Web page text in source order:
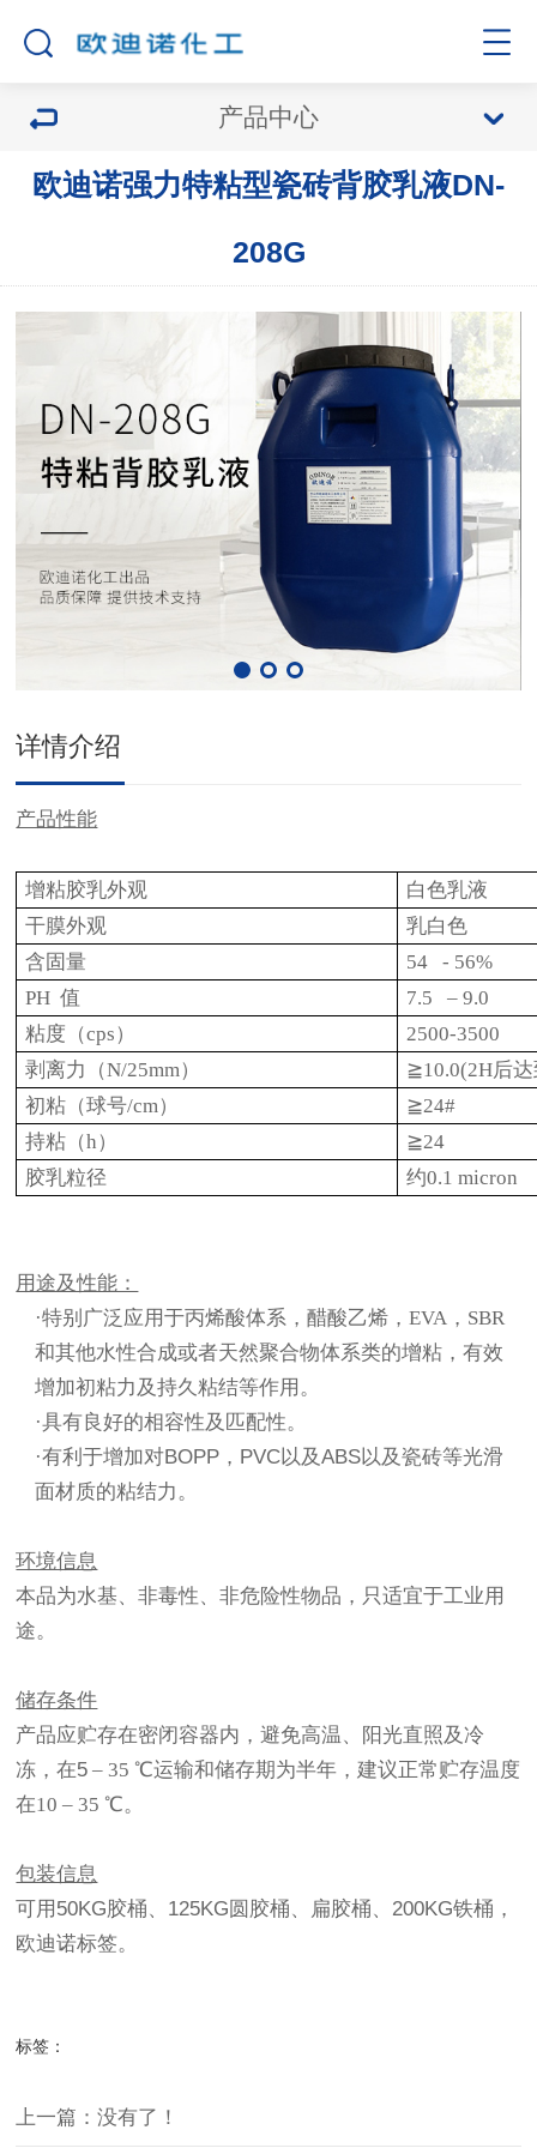
产品中心
欧迪诺强力特粘型瓷砖背胶乳液DN-
208G
详情介绍
产品性能
增粘胶乳外观
白色乳液
干膜外观
乳白色
含固量
54 - 56%
PH值
7.5 – 9.0
粘度（cps）
2500-3500
剥离力（N/25mm）
≧10.0(2H后
初粘（球号/cm）
≧24#
持粘（h）
≧24
胶乳粒径
约0.1 micron
用途及性能：
·特别广泛应用于丙烯酸体系，醋酸乙烯，EVA，SBR
和其他水性合成或者天然聚合物体系类的增粘，有效
增加初粘力及持久粘结等作用。
·具有良好的相容性及匹配性。
·有利于增加对BOPP ， PVC以及ABS以及瓷砖等光滑
面材质的粘结力。
环境信息
本品为水基、非毒性、非危险性物品，只适宜于工业用
途。
储存条件
产品应贮存在密闭容器内，避免高温、阳光直照及冷
冻，在5 – 35 ℃运输和储存期为半年，建议正常贮存温度
在10 – 35 ℃。
包装信息
可用 50KG胶桶、 125KG圆胶桶、扁胶桶、 200KG铁桶，
欧迪诺标签。
标签：
上一篇：没有了！